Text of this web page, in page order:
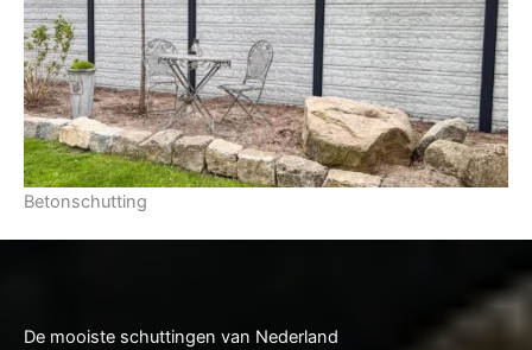
Betonschutting
De mooiste schuttingen van Nederland